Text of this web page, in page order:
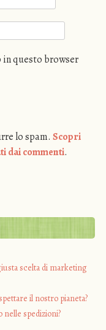
in questo browser
lo spam. Scopri
dai commenti.
scelta di marketing
il nostro pianeta?
spedizioni?